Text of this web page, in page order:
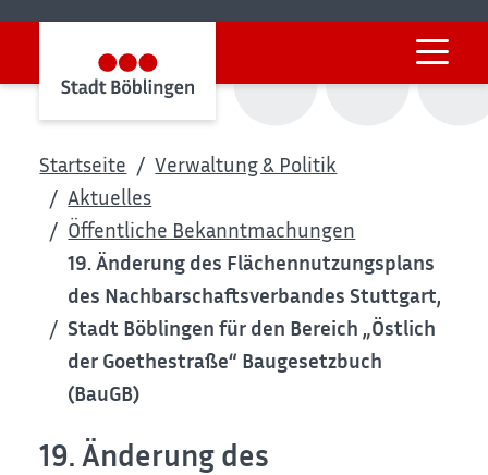
Startseite
Verwaltung & Politik
Aktuelles
Öffentliche Bekanntmachungen
19. Änderung des Flächennutzungsplans
des Nachbarschaftsverbandes Stuttgart,
Stadt Böblingen für den Bereich „Östlich
der Goethestraße“ Baugesetzbuch
(BauGB)
19. Änderung des